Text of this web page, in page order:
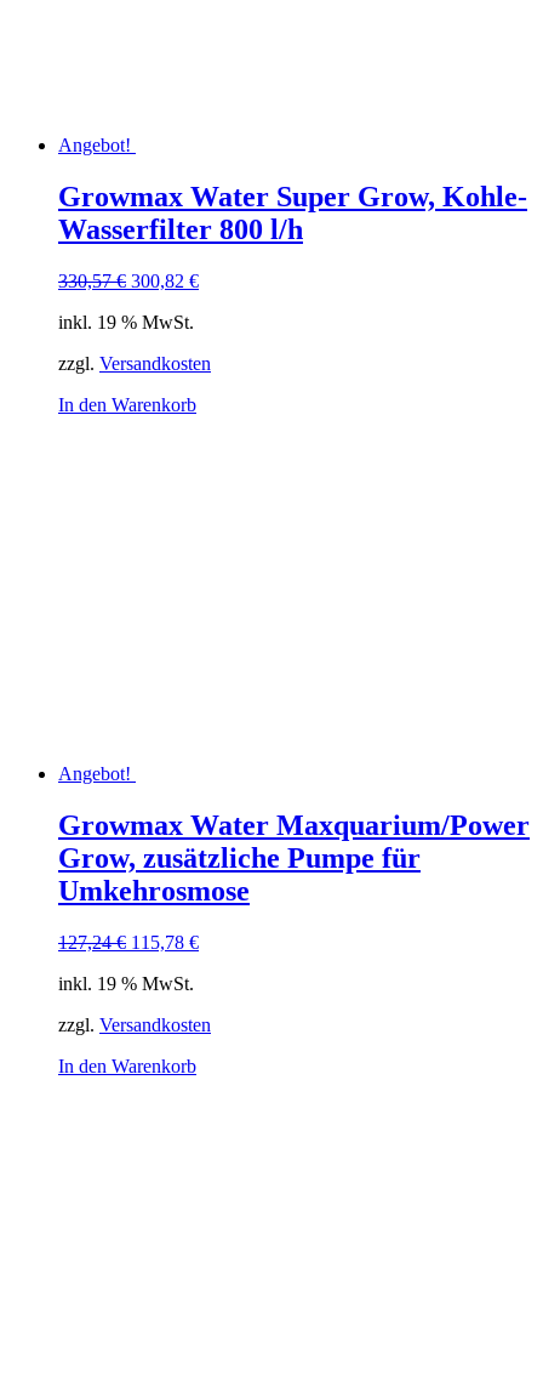
Angebot!
Growmax Water Super Grow, Kohle-
Wasserfilter 800 l/h
330,57€ Ursprünglicher
war:
300,82 €Aktueller
inkl. 19 % MwSt.
zzgl. Versandkosten
In den Warenkorb
Angebot!
Growmax Water Maxquarium/Power
Grow, zusätzliche Pumpe für
Umkehrosmose
127,24€ Ursprünglicher
war:
115,78 €Aktueller
inkl. 19 % MwSt.
zzgl. Versandkosten
In den Warenkorb